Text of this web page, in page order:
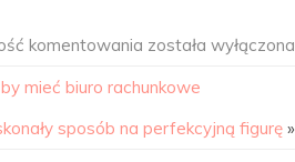
komentowania została wyłączona
mieć biuro rachunkowe
sposób na perfekcyjną figurę »